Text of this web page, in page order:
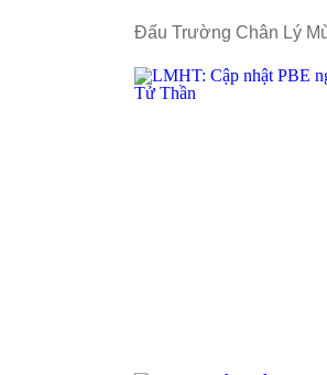
Đấu Trường Chân Lý